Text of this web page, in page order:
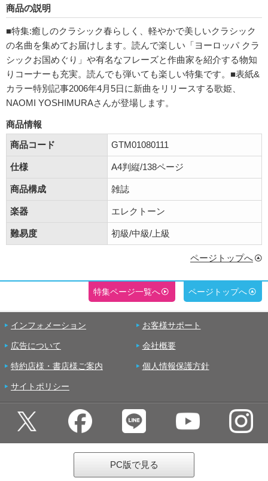
商品の説明
■特集:癒しのクラシック春らしく、軽やかで美しいクラシック
の名曲を集めてお届けします。読んで楽しい「ヨーロッパ クラ
シックお国めぐり」や有名なフレーズと作曲家を紹介する物知
りコーナーも充実。読んでも弾いても楽しい特集です。■表紙&
カラー特別記事2006年4月5日に新曲をリリースする歌姫、
NAOMI YOSHIMURAさんが登場します。
商品情報
商品コード
GTM01080111
仕様 A4判縦/138ページ
商品構成 雑誌
楽器 エレクトーン
難易度 初級/中級/上級
ページトップへ
特集ページ一覧へ ページトップへ
インフォメーション お客様サポート
広告について 会社概要
特約店様・書店様ご案内 個人情報保護方針
サイトポリシー
PC版で見る